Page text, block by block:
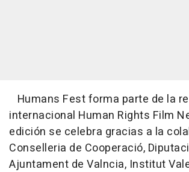
Humans Fest forma parte de la
internacional Human Rights Film
edición se celebra gracias a la
Conselleria de Cooperació,
Ajuntament de Valncia, Institut